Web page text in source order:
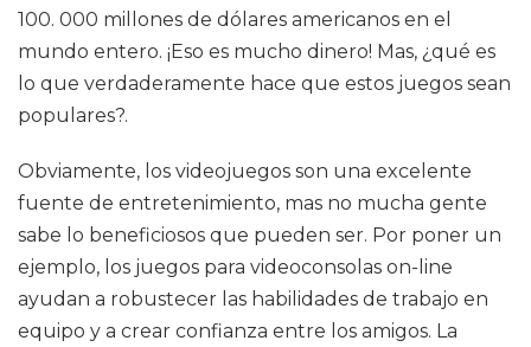
100. 000 millones de dólares americanos en el
mundo entero. ¡Eso es mucho dinero! Mas, ¿qué es
lo que verdaderamente hace que estos juegos sean
populares?.
Obviamente, los videojuegos son una excelente
fuente de entretenimiento, mas no mucha gente
sabe lo beneficiosos que pueden ser. Por poner un
ejemplo, los juegos para videoconsolas on-line
ayudan a robustecer las habilidades de trabajo en
equipo y a crear confianza entre los amigos. La